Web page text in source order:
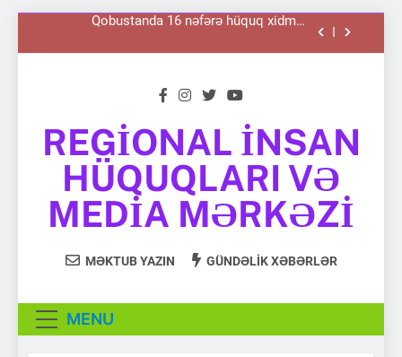
göstərildi
xidməti göstərilib
Qobustanda 16 nəfərə hüquq xidməti
göstərildi
Ağsu sakinlərinə hüquqi konsultasiya
xidməti göstərildi
REGİONAL İNSAN
HÜQUQLARI VƏ
MEDİA MƏRKƏZİ
MƏKTUB YAZIN GÜNDƏLİK XƏBƏRLƏR
MENU